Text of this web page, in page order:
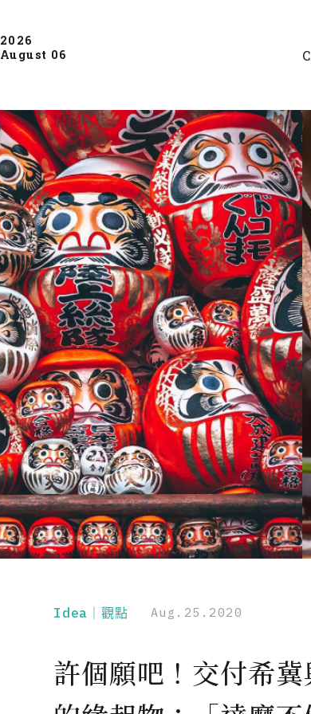
2026
August 06
Idea｜觀點 Aug.25.2020
許個願吧！交付希